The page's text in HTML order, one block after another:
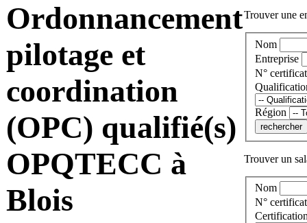
Ordonnancement
pilotage et
coordination
(OPC) qualifié(s)
OPQTECC à
Blois
Trouver une
Nom
Entreprise
N° certificat
Région
Trouver un
Nom
N° certificat